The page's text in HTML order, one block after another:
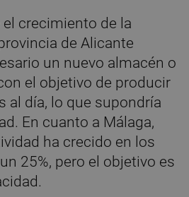
crecimiento de la
de Alicante
un nuevo almacén o
el objetivo de producir
al día, lo que supondría
En cuanto a Málaga,
ha crecido en los
25%, pero el objetivo es